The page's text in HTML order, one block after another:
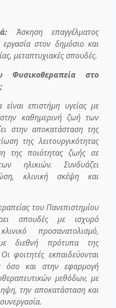
Άσκηση επαγγέλματος
στον δημόσιο και
μεταπτυχιακές σπουδές.
Φυσικοθεραπεία στο
επιστήμη υγείας με
καθημερινή ζωή των
στην αποκατάσταση της
της λειτουργικότητας
της ποιότητας ζωής σε
ηλικιών. Συνδυάζει
κλινική σκέψη και
του Πανεπιστημίου
σπουδές με ισχυρό
προσανατολισμό,
με διεθνή πρότυπα της
φοιτητές εκπαιδεύονται
όσο και στην εφαρμογή
μεθόδων, με
την αποκατάσταση και